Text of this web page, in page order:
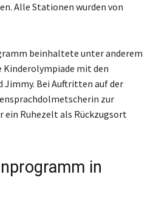
Alle Stationen wurden von
beinhaltete unter anderem
Kinderolympiade mit den
Jimmy. Bei Auftritten auf der
zur
ein Ruhezelt als Rückzugsort
in